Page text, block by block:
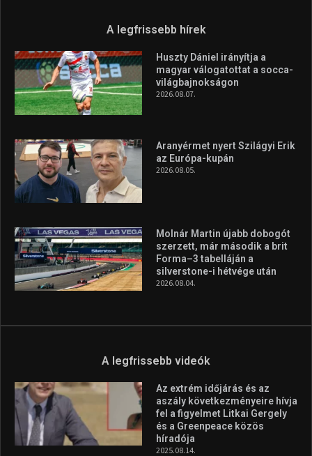
A legfrissebb hírek
Huszty Dániel irányítja a
magyar válogatottat a socca-
világbajnokságon
2026.08.07.
Aranyérmet nyert Szilágyi Erik
az Európa-kupán
2026.08.05.
Molnár Martin újabb dobogót
szerzett, már második a brit
Forma–3 tabelláján a
silverstone-i hétvége után
2026.08.04.
A legfrissebb videók
Az extrém időjárás és az
aszály következményeire hívja
fel a figyelmet Litkai Gergely
és a Greenpeace közös
híradója
2025.08.14.